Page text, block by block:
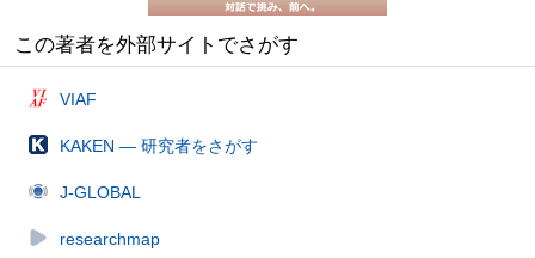
この著者を外部サイトでさがす
VIAF
KAKEN — 研究者をさがす
J-GLOBAL
researchmap